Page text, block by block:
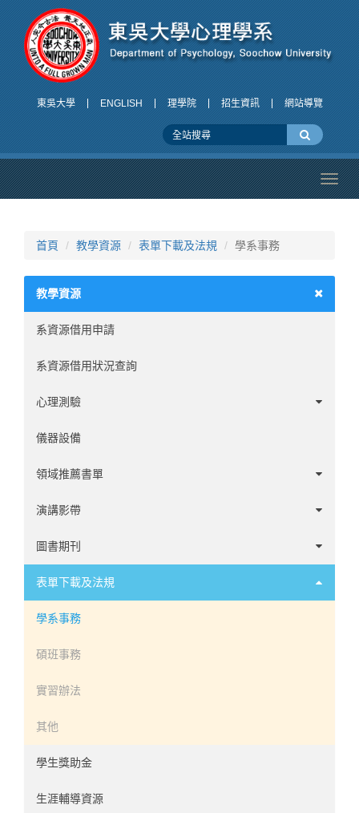
東吳大學 ENGLISH 理學院 招生資訊 網站導覽
首頁 教學資源 表單下載及法規 學系事務
教學資源
系資源借用申請
系資源借用狀況查詢
心理測驗
中文心理測驗
英文心理測驗
儀器設備
領域推薦書單
諮商領域
心理學家傳記
發展領域
社會與性格領域
臨床領域
神經心理領域
實驗認知領域
使用者經驗領域
心理計量領域
演講影帶
1-20
21-60
61-100
101-140
141-194
圖書期刊
1-60
61-120
121-180
181-240
241-300
301-326
表單下載及法規
學系事務
碩班事務
實習辦法
其他
學生獎助金
生涯輔導資源